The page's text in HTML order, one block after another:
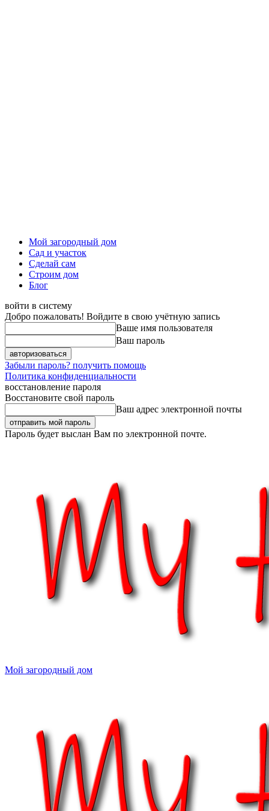
Мой загородный дом
Сад и участок
Сделай сам
Строим дом
Блог
войти в систему
Добро пожаловать! Войдите в свою учётную запись
Ваше имя пользователя
Ваш пароль
Забыли пароль? получить помощь
Политика конфиденциальности
восстановление пароля
Восстановите свой пароль
Ваш адрес электронной почты
Пароль будет выслан Вам по электронной почте.
Мой загородный дом